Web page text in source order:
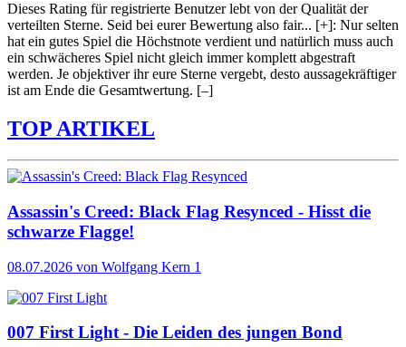
Dieses Rating für registrierte Benutzer lebt von der Qualität der
verteilten Sterne. Seid bei eurer Bewertung also fair... [+]: Nur selten
hat ein gutes Spiel die Höchstnote verdient und natürlich muss auch
ein schwächeres Spiel nicht gleich immer komplett abgestraft
werden. Je objektiver ihr eure Sterne vergebt, desto aussagekräftiger
ist am Ende die Gesamtwertung. [–]
TOP ARTIKEL
Assassin's Creed: Black Flag Resynced - Hisst die
schwarze Flagge!
08.07.2026 von Wolfgang Kern 1
007 First Light - Die Leiden des jungen Bond